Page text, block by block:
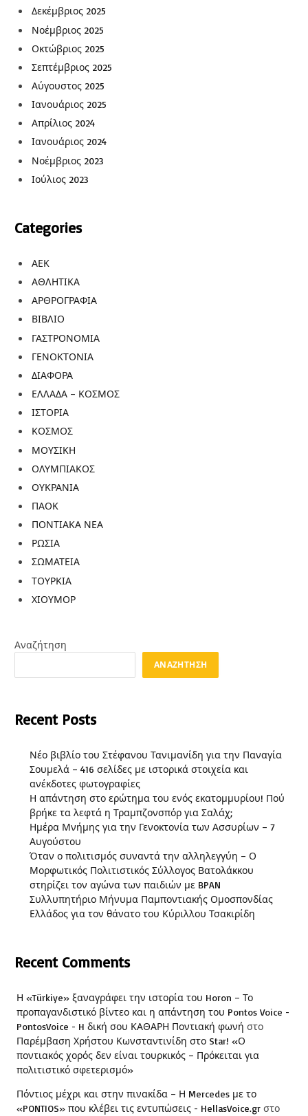
Δεκέμβριος 2025
Νοέμβριος 2025
Οκτώβριος 2025
Σεπτέμβριος 2025
Αύγουστος 2025
Ιανουάριος 2025
Απρίλιος 2024
Ιανουάριος 2024
Νοέμβριος 2023
Ιούλιος 2023
Categories
ΑΕΚ
ΑΘΛΗΤΙΚΑ
ΑΡΘΡΟΓΡΑΦΙΑ
ΒΙΒΛΙΟ
ΓΑΣΤΡΟΝΟΜΙΑ
ΓΕΝΟΚΤΟΝΙΑ
ΔΙΑΦΟΡΑ
ΕΛΛΑΔΑ – ΚΟΣΜΟΣ
ΙΣΤΟΡΙΑ
ΚΟΣΜΟΣ
ΜΟΥΣΙΚΗ
ΟΛΥΜΠΙΑΚΟΣ
ΟΥΚΡΑΝΙΑ
ΠΑΟΚ
ΠΟΝΤΙΑΚΑ ΝΕΑ
ΡΩΣΙΑ
ΣΩΜΑΤΕΙΑ
ΤΟΥΡΚΙΑ
ΧΙΟΥΜΟΡ
Αναζήτηση
ΑΝΑΖΉΤΗΣΗ
Recent Posts
Νέο βιβλίο του Στέφανου Τανιμανίδη για την Παναγία
Σουμελά – 416 σελίδες με ιστορικά στοιχεία και
ανέκδοτες φωτογραφίες
Η απάντηση στο ερώτημα του ενός εκατομμυρίου! Πού
βρήκε τα λεφτά η Τραμπζονσπόρ για Σαλάχ;
Ημέρα Μνήμης για την Γενοκτονία των Ασσυρίων – 7
Αυγούστου
Όταν ο πολιτισμός συναντά την αλληλεγγύη – Ο
Μορφωτικός Πολιτιστικός Σύλλογος Βατολάκκου
στηρίζει τον αγώνα των παιδιών με BPAN
Συλλυπητήριο Μήνυμα Παμποντιακής Ομοσπονδίας
Ελλάδος για τον θάνατο του Κύριλλου Τσακιρίδη
Recent Comments
Η «Türkiye» ξαναγράφει την ιστορία του Horon – Το
προπαγανδιστικό βίντεο και η απάντηση του Pontos Voice -
PontosVoice - H δική σου ΚΑΘΑΡΗ Ποντιακή φωνή στο
Παρέμβαση Χρήστου Κωνσταντινίδη στο Star! «Ο
ποντιακός χορός δεν είναι τουρκικός – Πρόκειται για
πολιτιστικό σφετερισμό»
Πόντιος μέχρι και στην πινακίδα – Η Mercedes με το
«PONTIOS» που κλέβει τις εντυπώσεις - HellasVoice.gr στο